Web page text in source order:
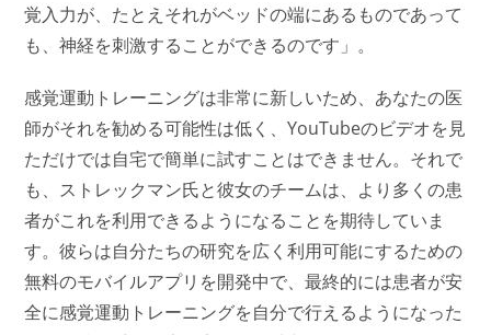
覚入力が、たとえそれがベッドの端にあるものであって
も、神経を刺激することができるのです」。
感覚運動トレーニングは非常に新しいため、あなたの医
師がそれを勧める可能性は低く、YouTubeのビデオを見
ただけでは自宅で簡単に試すことはできません。それで
も、ストレックマン氏と彼女のチームは、より多くの患
者がこれを利用できるようになることを期待していま
す。彼らは自分たちの研究を広く利用可能にするための
無料のモバイルアプリを開発中で、最終的には患者が安
全に感覚運動トレーニングを自分で行えるようになった